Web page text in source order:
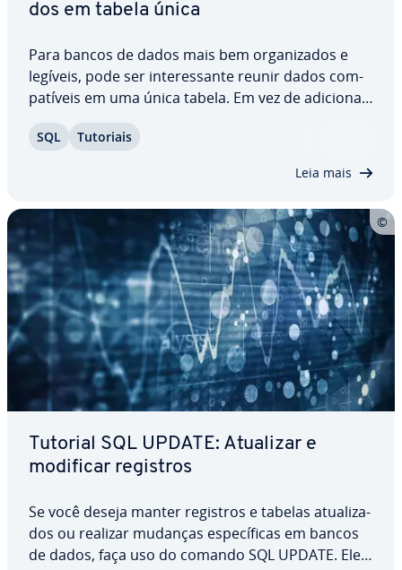
dos em tabela única
Para bancos de dados mais bem or­ga­ni­za­dos e
legíveis, pode ser in­te­res­sante reunir dados com­
pa­tí­veis em uma única tabela. Em vez de adicionar
SQL UNION: Ele combina dados de múltiplas
SQL Tutoriais
Leia mais
Tutorial SQL UPDATE: Atualizar e
modificar registros
Se você deseja manter registros e tabelas atu­a­li­za­
dos ou realizar mudanças es­pe­cí­fi­cas em bancos
de dados, faça uso do comando SQL UPDATE. Ele